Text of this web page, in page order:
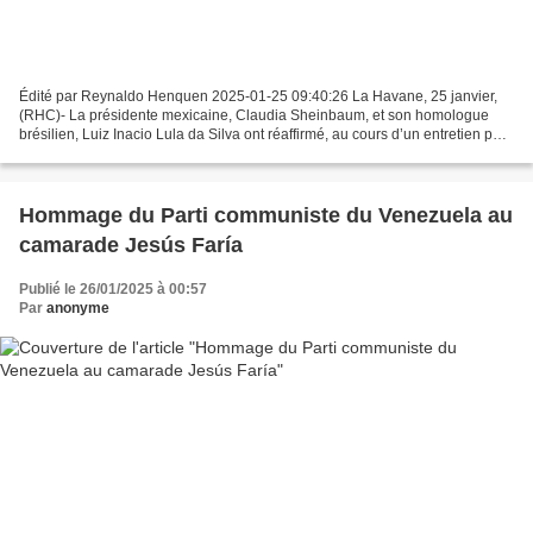
Édité par Reynaldo Henquen 2025-01-25 09:40:26 La Havane, 25 janvier,
(RHC)- La présidente mexicaine, Claudia Sheinbaum, et son homologue
brésilien, Luiz Inacio Lula da Silva ont réaffirmé, au cours d’un entretien par
Hommage du Parti communiste du Venezuela au
camarade Jesús Faría
Publié le 26/01/2025 à 00:57
Par anonyme